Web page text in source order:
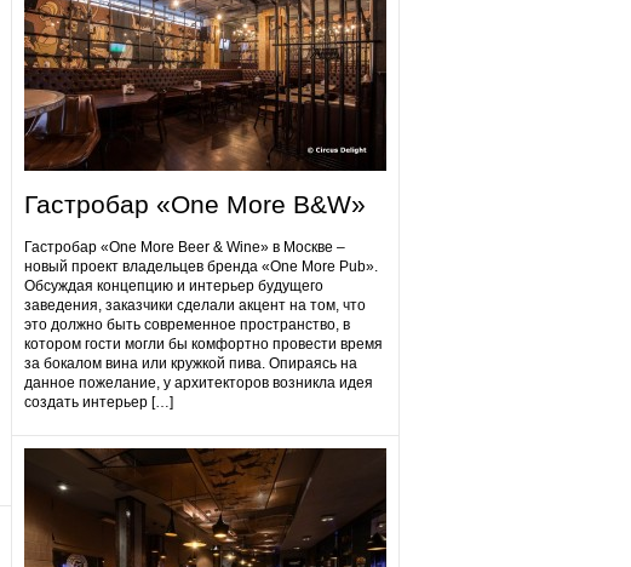
Гастробap «One More B&W»
Гастробap «One More Beer & Wine» в Москве –
новый проект владельцев бренда «One More Pub».
Обсуждая концепцию и интерьер будущего
заведения, заказчики сделали акцент на том, что
это должно быть современное пространство, в
котором гости могли бы комфортно провести время
за бокалом вина или кружкой пива. Опираясь на
данное пожелание, у архитекторов возникла идея
создать интерьер […]